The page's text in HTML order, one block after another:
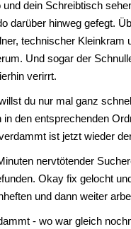
und dein Schreibtisch
darüber hinweg gefegt.
technischer Kleinkram
Und sogar der
verirrt.
du nur mal ganz
in den entsprechenden
ist jetzt wieder
nervtötender
Okay fix gelocht
und dann weiter
- wo war gleich